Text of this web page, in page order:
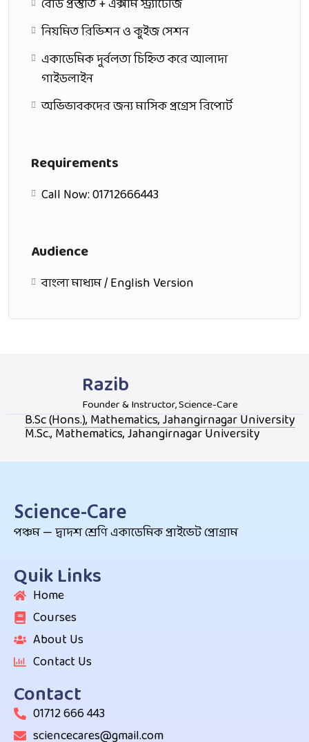
বোর্ড প্রস্তুতি + এক্সাম স্ট্র্যাটেজি
নিয়মিত রিভিশন ও কুইজ সেশন
একাডেমিক দুর্বলতা চিহ্নিত করে আলাদা
গাইডলাইন
অভিভাবকদের জন্য মাসিক প্রগ্রেস রিপোর্ট
Requirements
Call Now: 01712666443
Audience
বাংলা মাধ্যম / English Version
Razib
Founder & Instructor, Science-Care
B.Sc (Hons.), Mathematics, Jahangirnagar University
M.Sc., Mathematics, Jahangirnagar University
Science-Care
পঞ্চম — দ্বাদশ শ্রেণি একাডেমিক প্রাইভেট প্রোগ্রাম
Quik Links
Home
Courses
About Us
Contact Us
Contact
01712 666 443
sciencecares@gmail.com